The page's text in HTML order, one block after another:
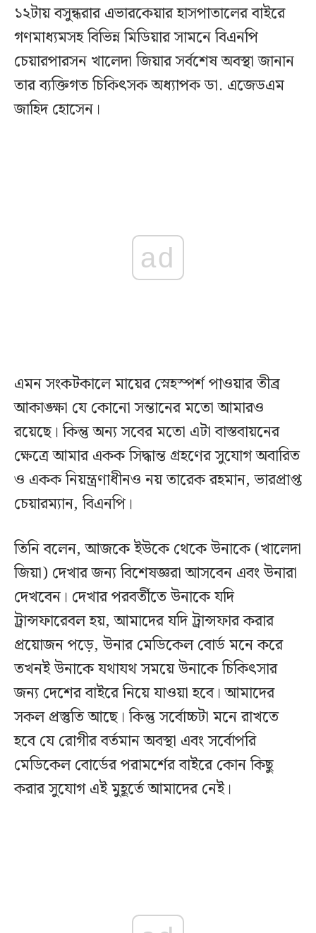
১২টায় বসুন্ধরার এভারকেয়ার হাসপাতালের বাইরে
গণমাধ্যমসহ বিভিন্ন মিডিয়ার সামনে বিএনপি
চেয়ারপারসন খালেদা জিয়ার সর্বশেষ অবস্থা জানান
তার ব্যক্তিগত চিকিৎসক অধ্যাপক ডা. এজেডএম
জাহিদ হোসেন।
ad
এমন সংকটকালে মায়ের স্নেহস্পর্শ পাওয়ার তীব্র
আকাঙ্ক্ষা যে কোনো সন্তানের মতো আমারও
রয়েছে। কিন্তু অন্য সবের মতো এটা বাস্তবায়নের
ক্ষেত্রে আমার একক সিদ্ধান্ত গ্রহণের সুযোগ অবারিত
ও একক নিয়ন্ত্রণাধীনও নয় তারেক রহমান, ভারপ্রাপ্ত
চেয়ারম্যান, বিএনপি।
তিনি বলেন, আজকে ইউকে থেকে উনাকে (খালেদা
জিয়া) দেখার জন্য বিশেষজ্ঞরা আসবেন এবং উনারা
দেখবেন। দেখার পরবর্তীতে উনাকে যদি
ট্রান্সফারেবল হয়, আমাদের যদি ট্রান্সফার করার
প্রয়োজন পড়ে, উনার মেডিকেল বোর্ড মনে করে
তখনই উনাকে যথাযথ সময়ে উনাকে চিকিৎসার
জন্য দেশের বাইরে নিয়ে যাওয়া হবে। আমাদের
সকল প্রস্তুতি আছে। কিন্তু সর্বোচ্চটা মনে রাখতে
হবে যে রোগীর বর্তমান অবস্থা এবং সর্বোপরি
মেডিকেল বোর্ডের পরামর্শের বাইরে কোন কিছু
করার সুযোগ এই মুহূর্তে আমাদের নেই।